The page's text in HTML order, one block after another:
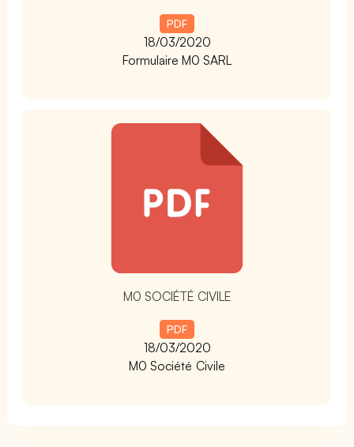
PDF
18/03/2020
Formulaire M0 SARL
M0 SOCIÉTÉ CIVILE
PDF
18/03/2020
M0 Société Civile